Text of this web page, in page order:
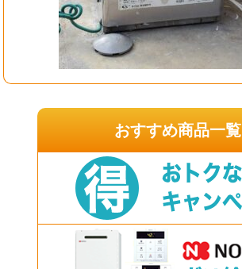
おすすめ商品一覧